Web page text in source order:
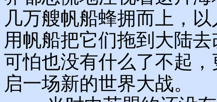
几万艘帆船蜂拥而上，
用帆船把它们拖到大陆
可怕也没有什么了不起
启一场新的世界大战。